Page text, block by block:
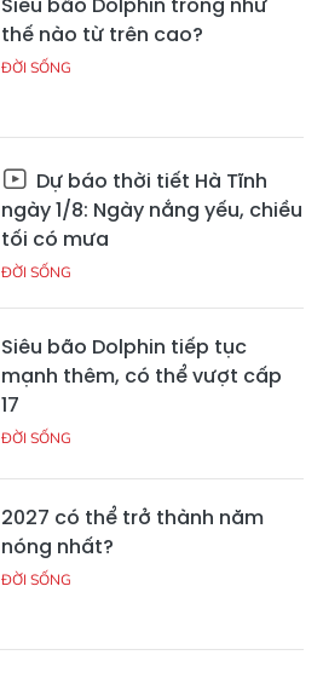
Siêu bão Dolphin trông như
thế nào từ trên cao?
ĐỜI SỐNG
Dự báo thời tiết Hà Tĩnh
ngày 1/8: Ngày nắng yếu, chiều
tối có mưa
ĐỜI SỐNG
Siêu bão Dolphin tiếp tục
mạnh thêm, có thể vượt cấp
17
ĐỜI SỐNG
2027 có thể trở thành năm
nóng nhất?
ĐỜI SỐNG